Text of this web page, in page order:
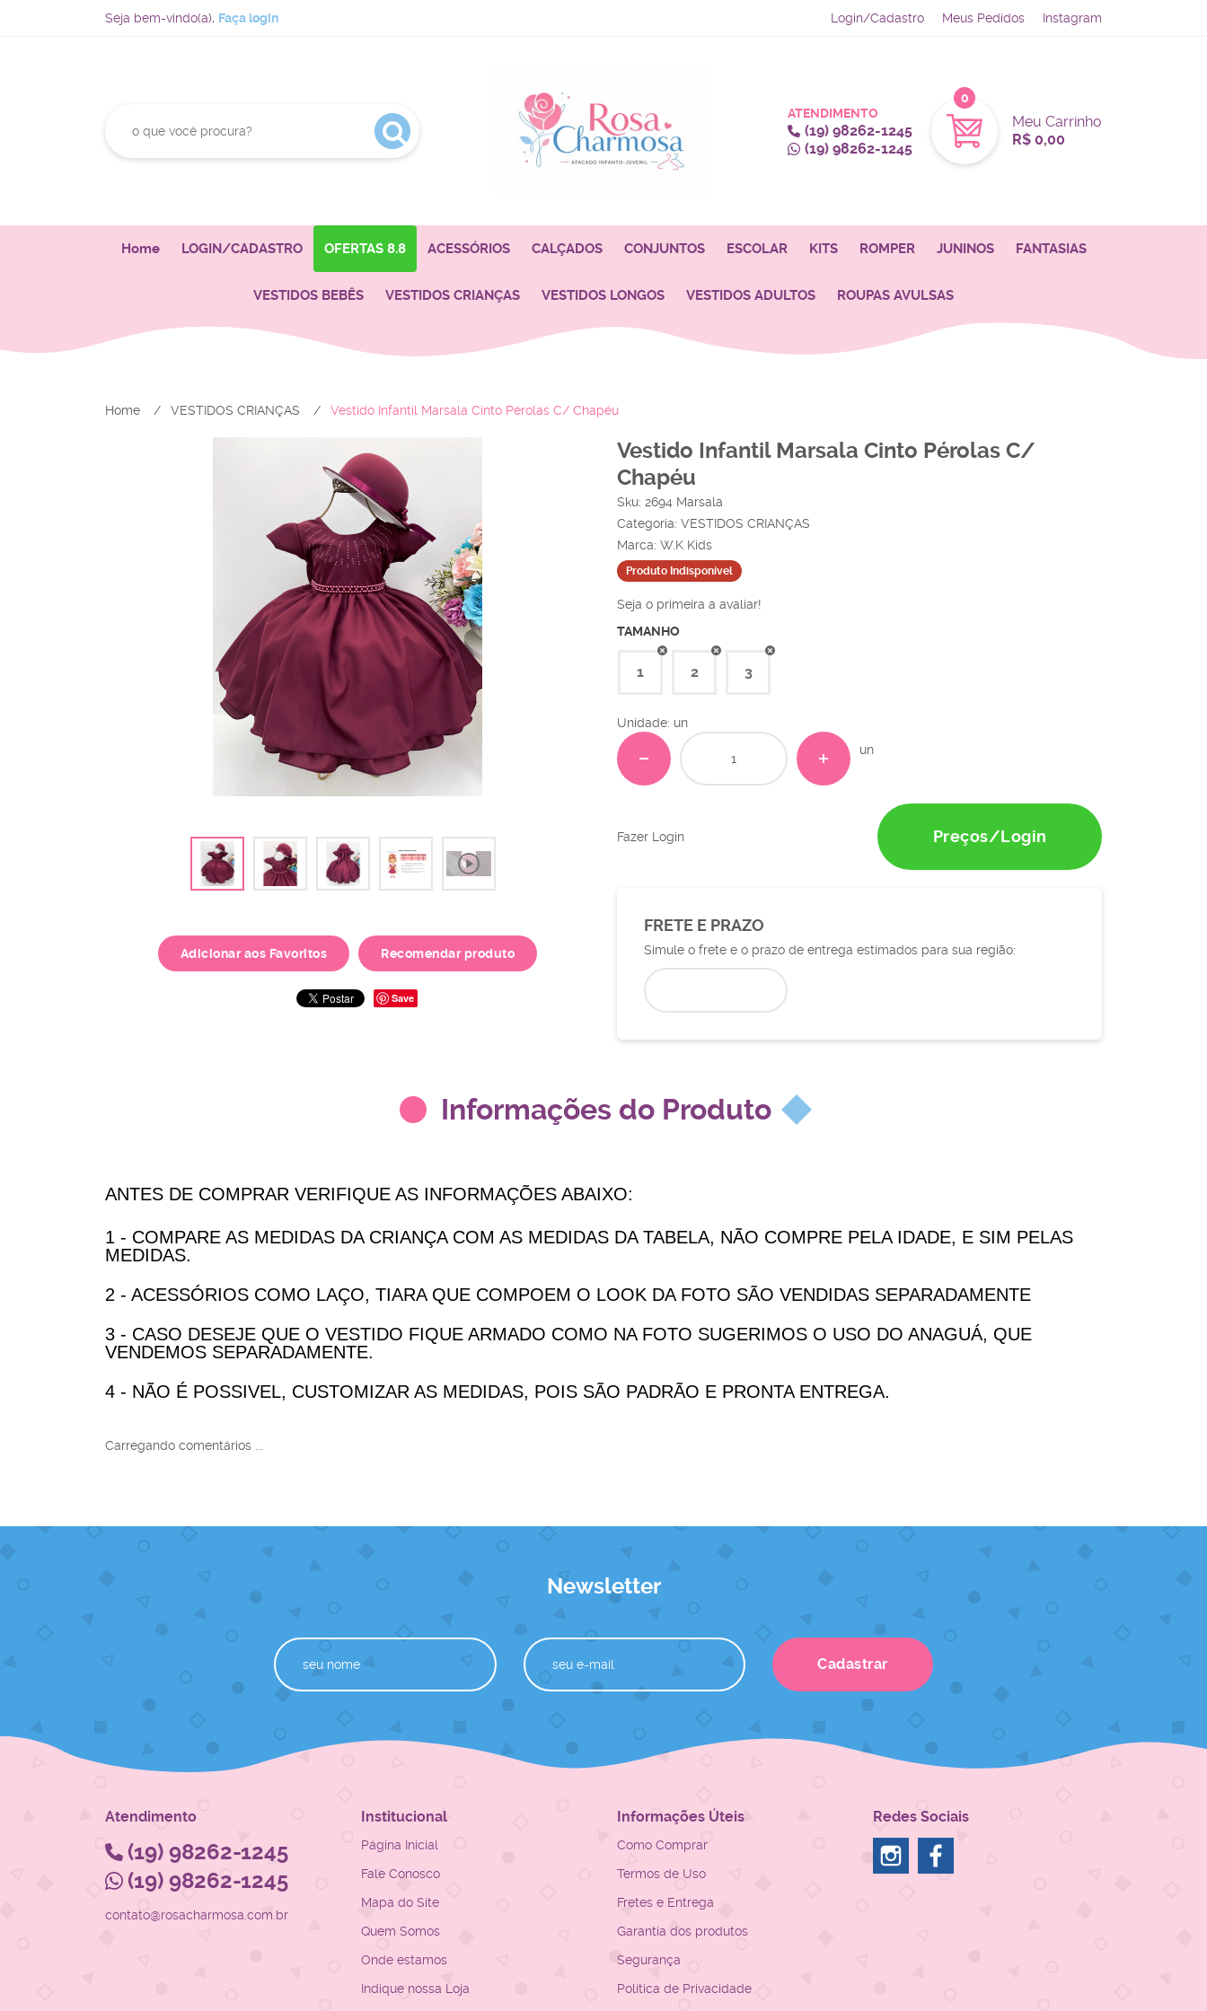
Seja bem-vindo(a), Faça login Login/Cadastro Meus Pedidos Instagram
ATENDIMENTO
(19)98262-1245
(19)98262-1245
Meu Carrinho
0
R$ 0,00
Home LOGIN/CADASTRO OFERTAS 8.8 ACESSÓRIOS CALÇADOS CONJUNTOS ESCOLAR KITS ROMPER JUNINOS FANTASIAS
VESTIDOS BEBÊS VESTIDOS CRIANÇAS VESTIDOS LONGOS VESTIDOS ADULTOS ROUPAS AVULSAS
Home VESTIDOS CRIANÇAS Vestido Infantil Marsala Cinto Pérolas C/ Chapéu
Adicionar aos Favoritos Recomendar produto
Save
Vestido Infantil Marsala Cinto Pérolas C/
Chapéu
Sku: 2694 Marsala
Categoria: VESTIDOS CRIANÇAS
Marca: W.K Kids
Produto Indisponível
Seja o primeira a avaliar!
TAMANHO
1 2 3
Unidade: un
un
Fazer Login Preços/Login
FRETE E PRAZO
Simule o frete e o prazo de entrega estimados para sua região:
Informações do Produto
ANTES DE COMPRAR VERIFIQUE AS INFORMAÇÕES ABAIXO:
1 - COMPARE AS MEDIDAS DA CRIANÇA COM AS MEDIDAS DA TABELA, NÃO COMPRE PELA IDADE, E SIM PELAS
MEDIDAS.
2 - ACESSÓRIOS COMO LAÇO, TIARA QUE COMPOEM O LOOK DA FOTO SÃO VENDIDAS SEPARADAMENTE
3 - CASO DESEJE QUE O VESTIDO FIQUE ARMADO COMO NA FOTO SUGERIMOS O USO DO ANAGUÁ, QUE
VENDEMOS SEPARADAMENTE.
4 - NÃO É POSSIVEL, CUSTOMIZAR AS MEDIDAS, POIS SÃO PADRÃO E PRONTA ENTREGA.
Carregando comentários ...
Newsletter
Cadastrar
Atendimento
(19) 98262-1245
(19) 98262-1245
contato@rosacharmosa.com.br
Institucional
Página Inicial
Fale Conosco
Mapa do Site
Quem Somos
Onde estamos
Indique nossa Loja
Informações Úteis
Como Comprar
Termos de Uso
Fretes e Entrega
Garantia dos produtos
Segurança
Política de Privacidade
Redes Sociais